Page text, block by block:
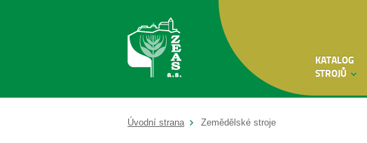
KATALOG
STROJŮ
Úvodní strana Zemědělské stroje